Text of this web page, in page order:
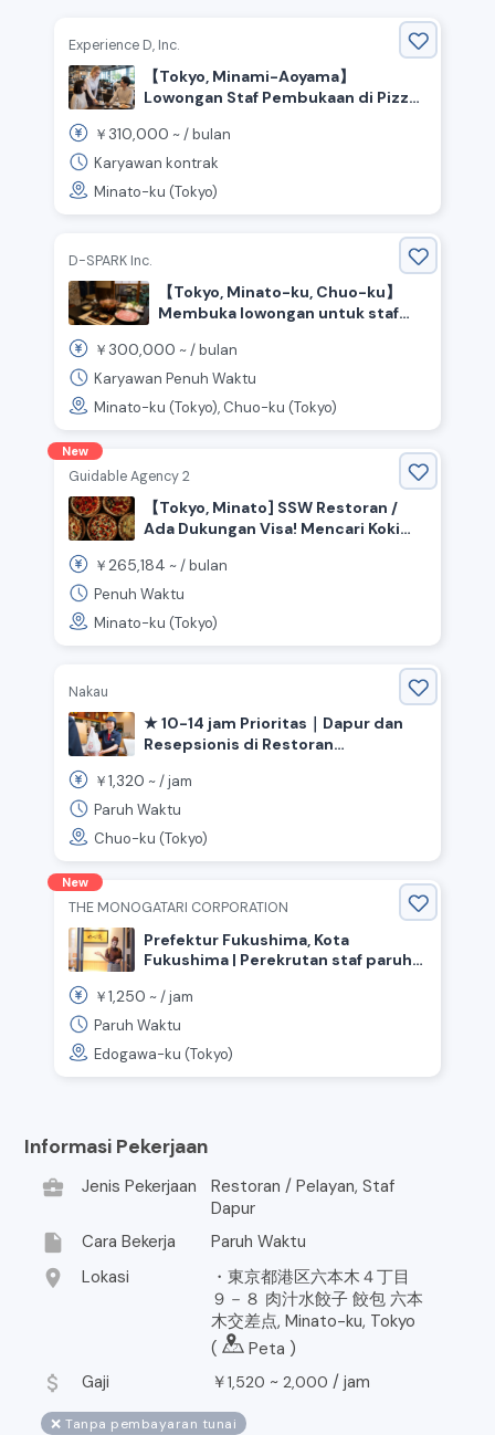
Experience D, Inc.
【Tokyo, Minami-Aoyama】
Lowongan Staf Pembukaan di Pizza
￥ 310,000 ~ /bulan
Karyawan kontrak
Minato-ku (Tokyo)
D-SPARK Inc.
【Tokyo, Minato-ku, Chuo-ku】
Membuka lowongan untuk staf
hidangan daging babi
￥ 300,000 ~ /bulan
Karyawan Penuh Waktu
Minato-ku (Tokyo), Chuo-ku (Tokyo)
New
Guidable Agency 2
【Tokyo, Minato] SSW Restoran /
Ada Dukungan Visa! Mencari Koki
￥265,184 ~ /bulan
Penuh Waktu
Minato-ku (Tokyo)
Nakau
★ 10-14 jam Prioritas｜Dapur dan
Resepsionis di Restoran
Tsukiji》
￥1,320 ~ /jam
Paruh Waktu
Chuo-ku (Tokyo)
New
THE MONOGATARI CORPORATION
Prefektur Fukushima, Kota
Fukushima | Perekrutan staf paruh
Ramen dapur & ruang makan
￥1,250 ~ /jam
Paruh Waktu
Edogawa-ku (Tokyo)
Informasi Pekerjaan
business_center
Jenis Pekerjaan
Restoran / Pelayan, Staf
Dapur
insert_drive_file Cara Bekerja Paruh Waktu
location_on Lokasi
・東京都港区六本木４丁目
９－８ 肉汁水餃子 餃包 六本
木交差点, Minato-ku, Tokyo
(
Peta )
attach_money Gaji ￥1,520 ~ 2,000 / jam
❌ Tanpa pembayaran tunai